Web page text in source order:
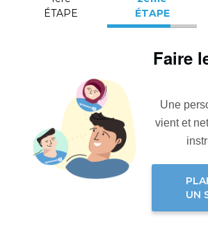
ÉTAPE
ÉTAPE
Faire
Une
vient et
UN